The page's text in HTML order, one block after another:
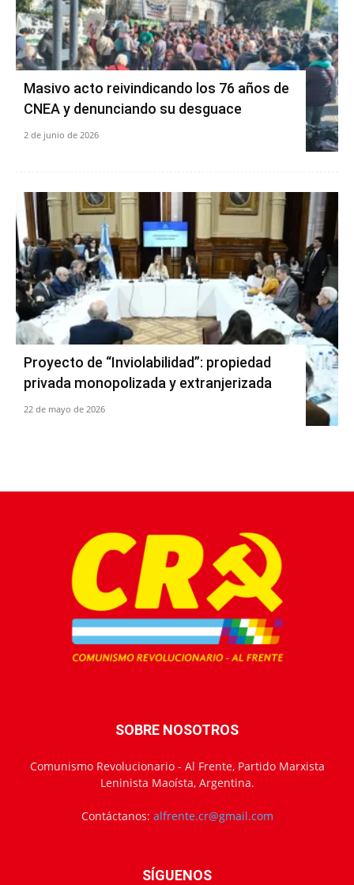
Masivo acto reivindicando los 76 años de
CNEA y denunciando su desguace
2 de junio de 2026
Proyecto de “Inviolabilidad”: propiedad
privada monopolizada y extranjerizada
22 de mayo de 2026
SOBRE NOSOTROS
Comunismo Revolucionario - Al Frente, Partido Marxista
Leninista Maoísta, Argentina.
Contáctanos: alfrente.cr@gmail.com
SÍGUENOS